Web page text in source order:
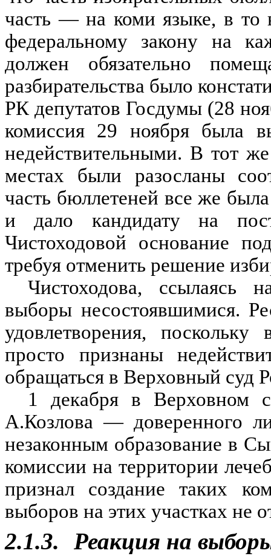
часть — на коми языке, в то
федеральному закону на
должен обязательно
разбирательства было
РК депутатов Госдумы (28
комиссия 29 ноября была
недействительными. В тот
местах были разосланы
часть бюллетеней все же
и дало кандидату на
Чистоходовой основание
требуя отменить решение
Чистоходова, ссылаясь
выборы несостоявшимися.
удовлетворения,
просто признаны
обращаться в Верховный суд
1 декабря в Верховном
А.Козлова — доверенного
незаконным образование в
комиссии на территории
признал создание таких
выборов на этих участках не
2.1.3. Реакция на